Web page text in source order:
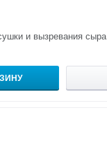
и вызревания сыра